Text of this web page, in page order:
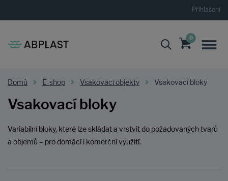
Přihlášení
0
Domů E-shop Vsakovací objekty Vsakovací bloky
Vsakovací bloky
Variabilní bloky, které lze skládat a vrstvit do požadovaných tvarů
a objemů – pro domácí i komerční využití.